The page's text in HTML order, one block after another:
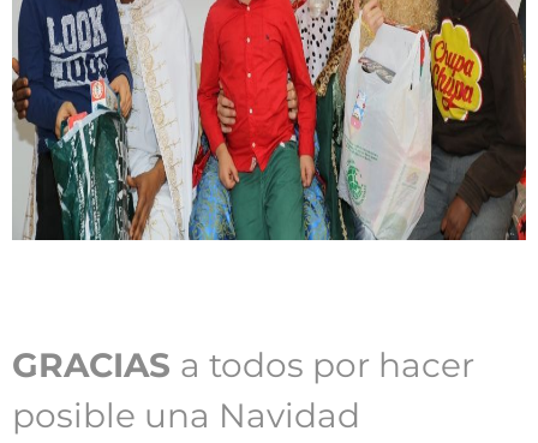
GRACIAS a todos por hacer
posible una Navidad